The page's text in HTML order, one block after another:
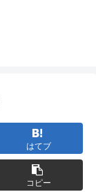
はてブ
コピー